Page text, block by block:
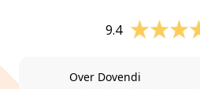
9.4
Over Dovendi